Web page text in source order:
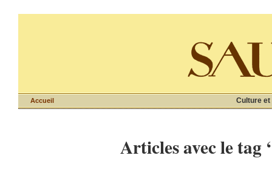
Culture et
Accueil
Articles avec le tag